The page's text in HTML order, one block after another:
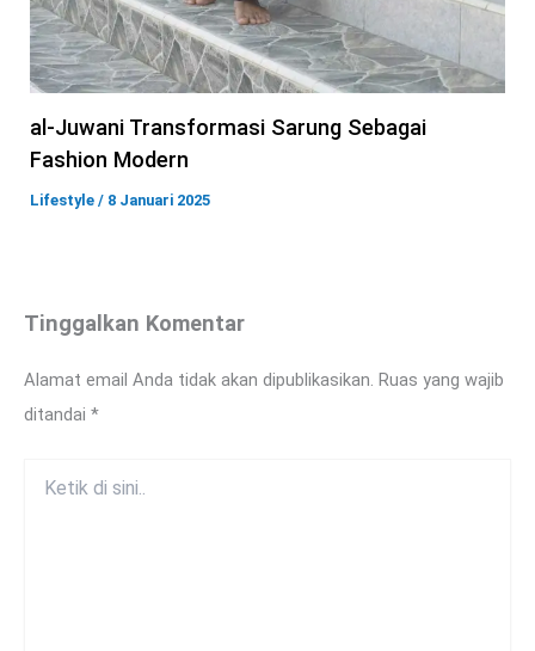
al-Juwani Transformasi Sarung Sebagai
Fashion Modern
Lifestyle / 8 Januari 2025
Tinggalkan Komentar
Alamat email Anda tidak akan dipublikasikan. Ruas yang wajib
ditandai *